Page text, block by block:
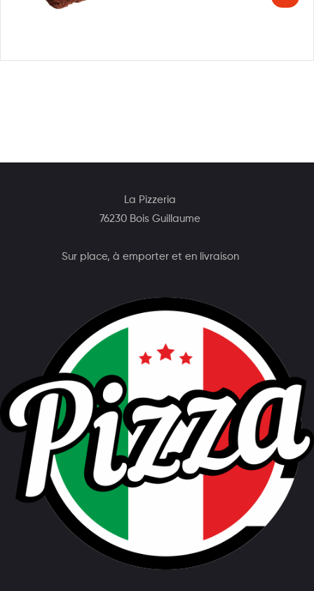
La Pizzeria
76230 Bois Guillaume
Sur place, à emporter et en livraison